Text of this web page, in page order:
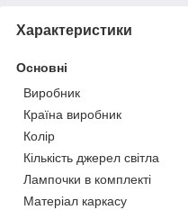
Характеристики
Основні
Виробник
Країна виробник
Колір
Кількість джерел світла
Лампочки в комплекті
Матеріал каркасу